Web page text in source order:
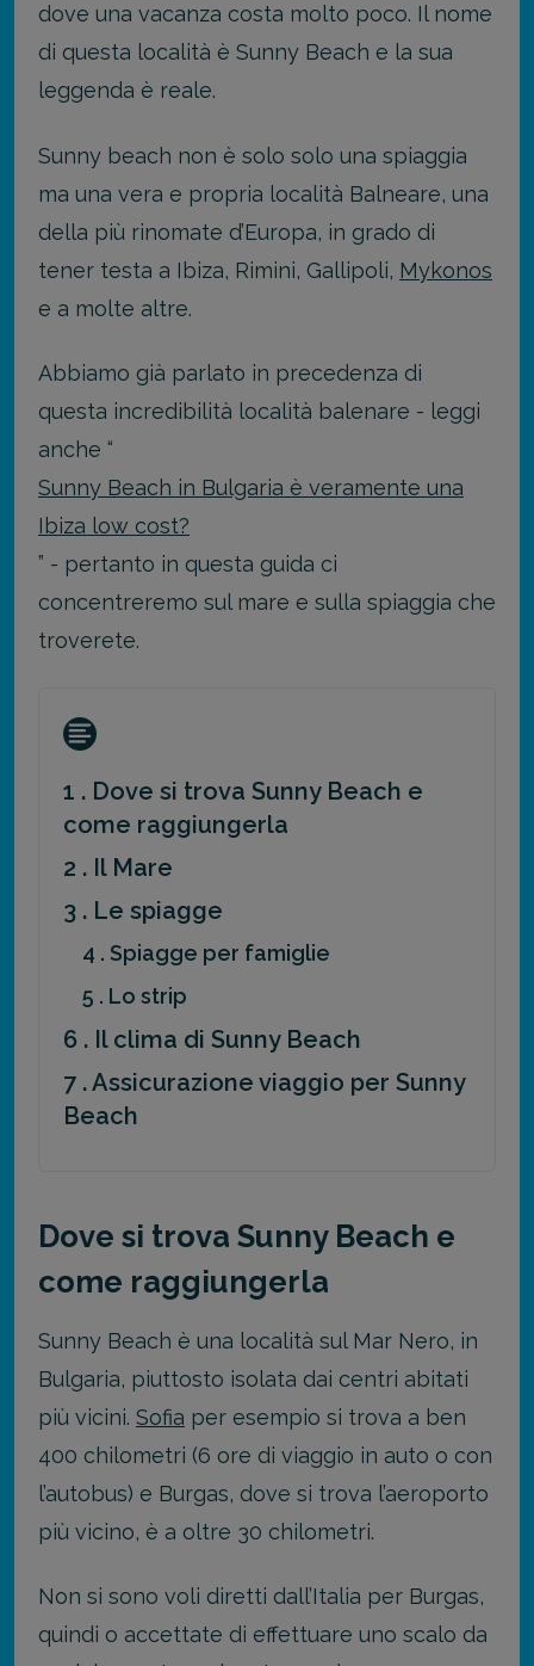
dove una vacanza costa molto poco. Il nome
di questa località è Sunny Beach e la sua
leggenda è reale.
Sunny beach non è solo solo una spiaggia
ma una vera e propria località Balneare, una
della più rinomate d’Europa, in grado di
tener testa a Ibiza, Rimini, Gallipoli, Mykonos
e a molte altre.
Abbiamo già parlato in precedenza di
questa incredibilità località balenare - leggi
anche “
Sunny Beach in Bulgaria è veramente una
Ibiza low cost?
” - pertanto in questa guida ci
concentreremo sul mare e sulla spiaggia che
troverete.
1 . Dove si trova Sunny Beach e
come raggiungerla
2 . Il Mare
3 . Le spiagge
4 . Spiagge per famiglie
5 . Lo strip
6 . Il clima di Sunny Beach
7 . Assicurazione viaggio per Sunny
Beach
Dove si trova Sunny Beach e
come raggiungerla
Sunny Beach è una località sul Mar Nero, in
Bulgaria, piuttosto isolata dai centri abitati
più vicini. Sofia per esempio si trova a ben
400 chilometri (6 ore di viaggio in auto o con
l’autobus) e Burgas, dove si trova l’aeroporto
più vicino, è a oltre 30 chilometri.
Non si sono voli diretti dall’Italia per Burgas,
quindi o accettate di effettuare uno scalo da